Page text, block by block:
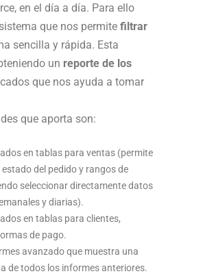
en el día a día. Para ello
que nos permite filtrar
sencilla y rápida. Esta
un reporte de los
que nos ayuda a tomar
que aporta son:
en tablas para ventas (permite
del pedido y rangos de
seleccionar directamente datos
y diarias).
en tablas para clientes,
de pago.
avanzado que muestra una
de todos los informes anteriores.